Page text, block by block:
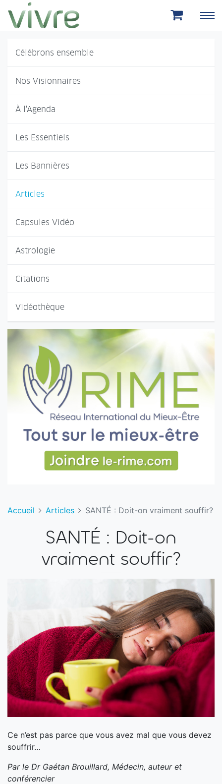
Aller au menu principal
Aller au contenu principal
Célébrons ensemble
Nos Visionnaires
À l'Agenda
Les Essentiels
Les Bannières
Articles
Capsules Vidéo
Astrologie
Citations
Vidéothèque
Accueil Articles SANTÉ : Doit-on vraiment souffir?
SANTÉ : Doit-on
vraiment souffir?
Ce n’est pas parce que vous avez mal que vous devez
souffrir…
Par le Dr Gaétan Brouillard, Médecin, auteur et
conférencier